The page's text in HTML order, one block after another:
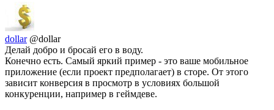
dollar @dollar
Делай добро и бросай его в воду.
Конечно есть. Самый яркий пример - это ваше мобильное
приложение (если проект предполагает) в сторе. От этого
зависит конверсия в просмотр в условиях большой
конкуренции, например в геймдеве.